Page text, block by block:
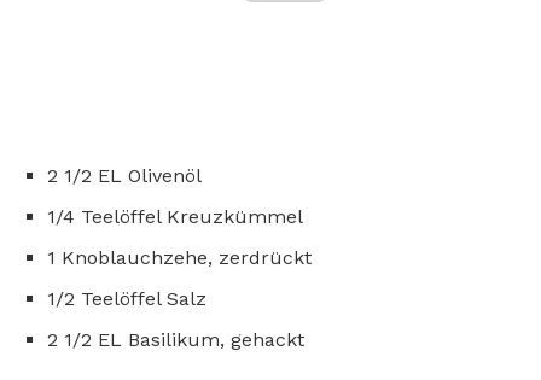
2 1/2 EL Olivenöl
1/4 Teelöffel Kreuzkümmel
1 Knoblauchzehe, zerdrückt
1/2 Teelöffel Salz
2 1/2 EL Basilikum, gehackt